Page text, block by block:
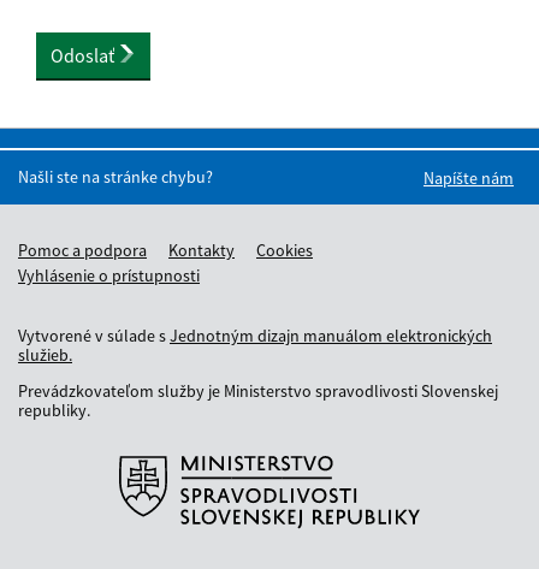
Odoslať
Našli ste na stránke chybu? Napíšte nám
Pomoc a podpora Kontakty
Cookies
Vyhlásenie o prístupnosti
Vytvorené v súlade sJednotným dizajn manuálom elektronických
služieb.
Prevádzkovateľom služby je Ministerstvo spravodlivosti Slovenskej
republiky.